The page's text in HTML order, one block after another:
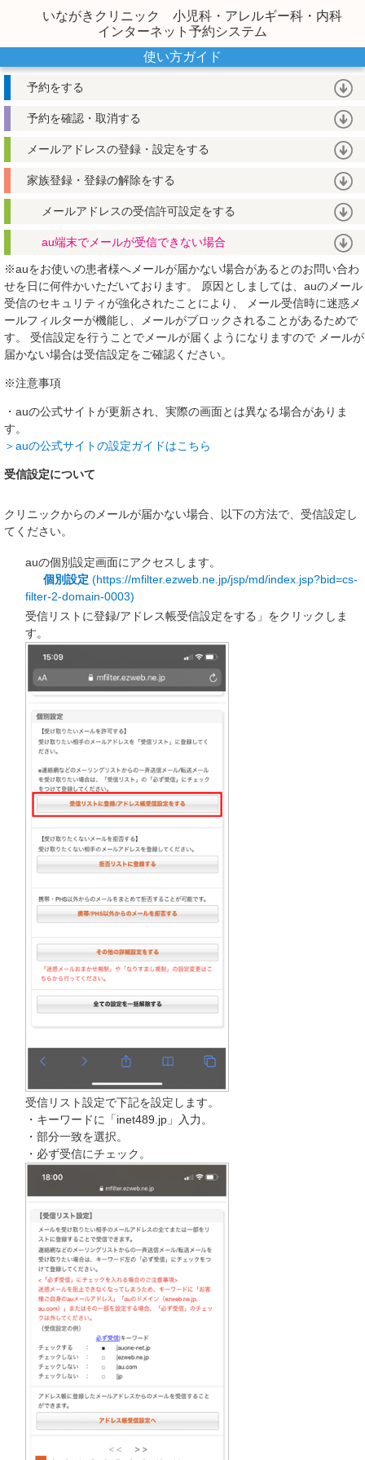
いながきクリニック 小児科・アレルギー科・内科
インターネット予約システム
使い方ガイド
予約をする
予約を確認・取消する
メールアドレスの登録・設定をする
家族登録・登録の解除をする
メールアドレスの受信許可設定をする
au端末でメールが受信できない場合
※auをお使いの患者様へメールが届かない場合があるとのお問い合わ
せを日に何件かいただいております。
原因としましては、auのメール
受信のセキュリティが強化されたことにより、
メール受信時に迷惑メ
ールフィルターが機能し、メールがブロックされることがあるためで
す。
受信設定を行うことでメールが届くようになりますので メールが
届かない場合は受信設定をご確認ください。
※注意事項
・auの公式サイトが更新され、実際の画面とは異なる場合がありま
す。
＞auの公式サイトの設定ガイドはこちら
受信設定について
クリニックからのメールが届かない場合、以下の方法で、受信設定し
てください。
auの個別設定画面にアクセスします。
個別設定 (https://mfilter.ezweb.ne.jp/jsp/md/index.jsp?bid=cs-
filter-2-domain-0003)
受信リストに登録/アドレス帳受信設定をする」をクリックしま
す。
受信リスト設定で下記を設定します。
・キーワードに「inet489.jp」入力。
・部分一致を選択。
・必ず受信にチェック。